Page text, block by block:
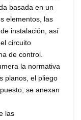
basada en un
elementos, las
instalación, así
circuito
de control.
la normativa
planos, el pliego
se anexan
las